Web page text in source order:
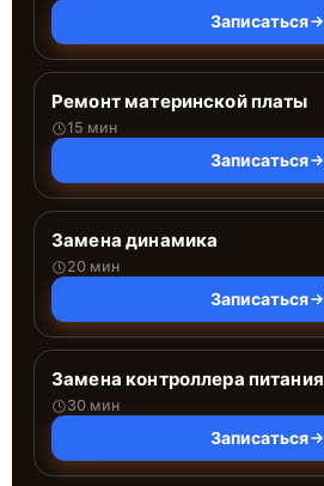
Записаться
Ремонт материнской платы
15 мин
Записаться
Замена динамика
20 мин
Записаться
Замена контроллера питания
30 мин
Записаться